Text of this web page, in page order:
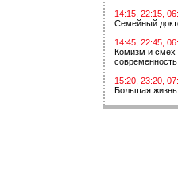
14:15, 22:15,
Семейный
14:45, 22:45,
Комизм и смех
современность
15:20, 23:20,
Большая жизнь